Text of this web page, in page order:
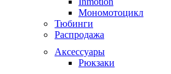
Мономотоцикл
Тюбинги
Распродажа
Аксессуары
Рюкзаки